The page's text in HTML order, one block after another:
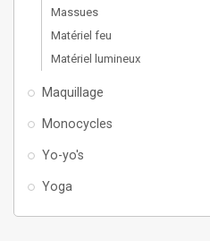
Massues
Matériel feu
Matériel lumineux
Maquillage
Monocycles
Yo-yo's
Yoga